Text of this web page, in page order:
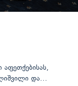
და...